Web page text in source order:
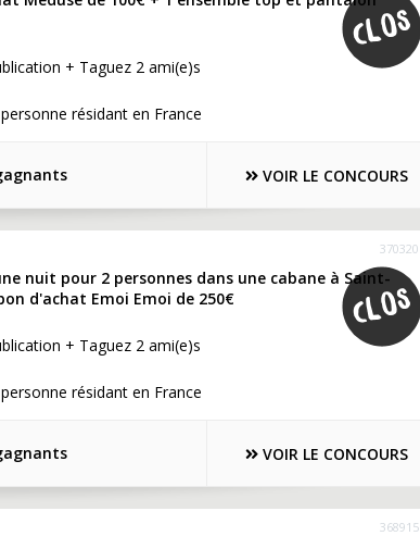
+ Taguez 2 ami(e)s
résidant en France
VOIR LE CONCOURS
370320
nuit pour 2 personnes dans une cabane à Saint-
d'achat Emoi Emoi de 250€
+ Taguez 2 ami(e)s
résidant en France
VOIR LE CONCOURS
368915